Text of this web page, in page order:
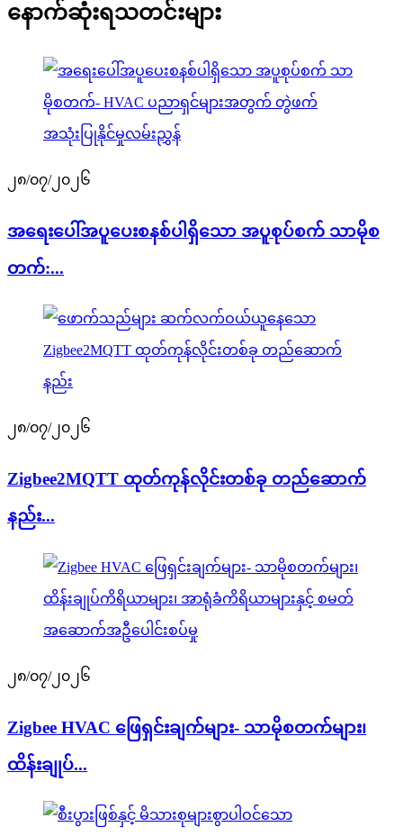
နောက်ဆုံးရသတင်းများ
၂၈/၀၇/၂၀၂၆
အရေးပေါ်အပူပေးစနစ်ပါရှိသော အပူစုပ်စက် သာမိုစ
တက်:...
၂၈/၀၇/၂၀၂၆
Zigbee2MQTT ထုတ်ကုန်လိုင်းတစ်ခု တည်ဆောက်
နည်း...
၂၈/၀၇/၂၀၂၆
Zigbee HVAC ဖြေရှင်းချက်များ- သာမိုစတက်များ၊
ထိန်းချုပ်...